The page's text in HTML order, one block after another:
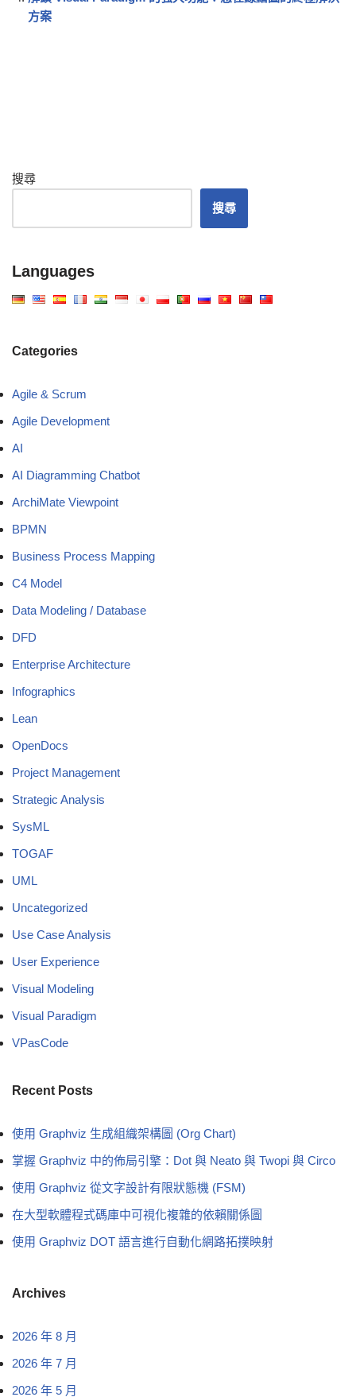
方案
搜尋
搜尋
Languages
Categories
Agile & Scrum
Agile Development
AI
AI Diagramming Chatbot
ArchiMate Viewpoint
BPMN
Business Process Mapping
C4 Model
Data Modeling / Database
DFD
Enterprise Architecture
Infographics
Lean
OpenDocs
Project Management
Strategic Analysis
SysML
TOGAF
UML
Uncategorized
Use Case Analysis
User Experience
Visual Modeling
Visual Paradigm
VPasCode
Recent Posts
使用 Graphviz 生成組織架構圖 (Org Chart)
掌握 Graphviz 中的佈局引擎：Dot 與 Neato 與 Twopi 與 Circo
使用 Graphviz 從文字設計有限狀態機 (FSM)
在大型軟體程式碼庫中可視化複雜的依賴關係圖
使用 Graphviz DOT 語言進行自動化網路拓撲映射
Archives
2026 年 8 月
2026 年 7 月
2026 年 5 月